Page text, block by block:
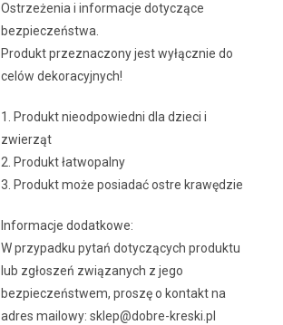
Ostrzeżenia i informacje dotyczące
bezpieczeństwa.
Produkt przeznaczony jest wyłącznie do
celów dekoracyjnych!
1. Produkt nieodpowiedni dla dzieci i
zwierząt
2. Produkt łatwopalny
3. Produkt może posiadać ostre krawędzie
Informacje dodatkowe:
W przypadku pytań dotyczących produktu
lub zgłoszeń związanych z jego
bezpieczeństwem, proszę o kontakt na
adres mailowy: sklep@dobre-kreski.pl